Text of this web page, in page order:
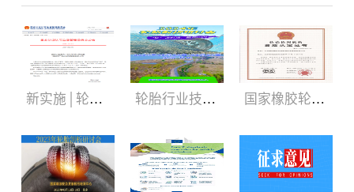
新实施│轮胎3C认证规则 轮胎行业技术盛会:2024年轮胎剖析研讨会（05.29-06.01） 国家橡胶轮胎质检中心获CNAS、CMA新证书